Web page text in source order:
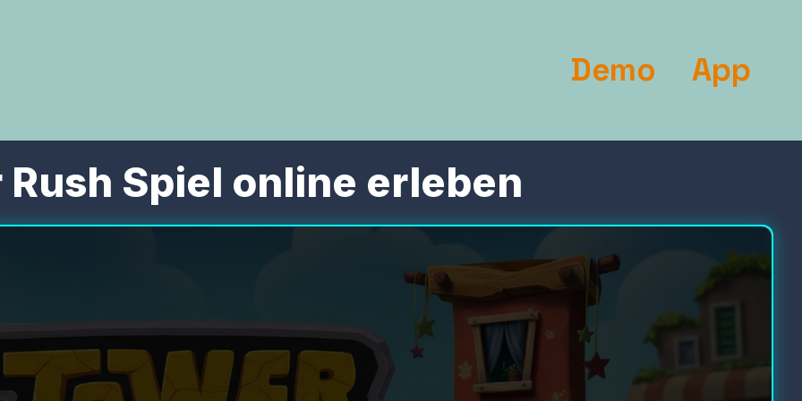
Demo App
Rush Spiel online erleben